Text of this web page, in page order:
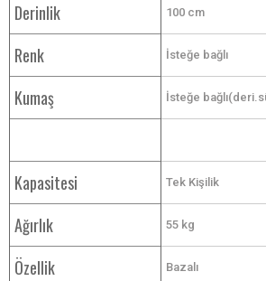
Derinlik 100 cm
Renk İsteğe bağlı
Kumaş İsteğe
Kapasitesi Tek Kişilik
Ağırlık 55 kg
Özellik Bazalı